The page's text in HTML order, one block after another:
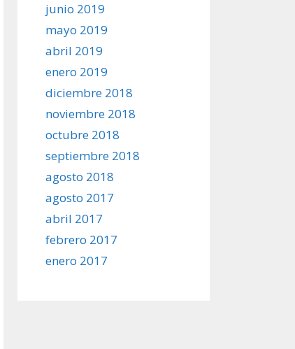
junio 2019
mayo 2019
abril 2019
enero 2019
diciembre 2018
noviembre 2018
octubre 2018
septiembre 2018
agosto 2018
agosto 2017
abril 2017
febrero 2017
enero 2017